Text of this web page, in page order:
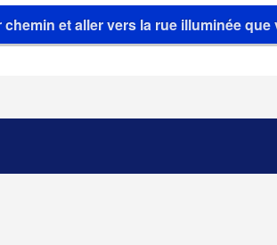
et aller vers la rue illuminée